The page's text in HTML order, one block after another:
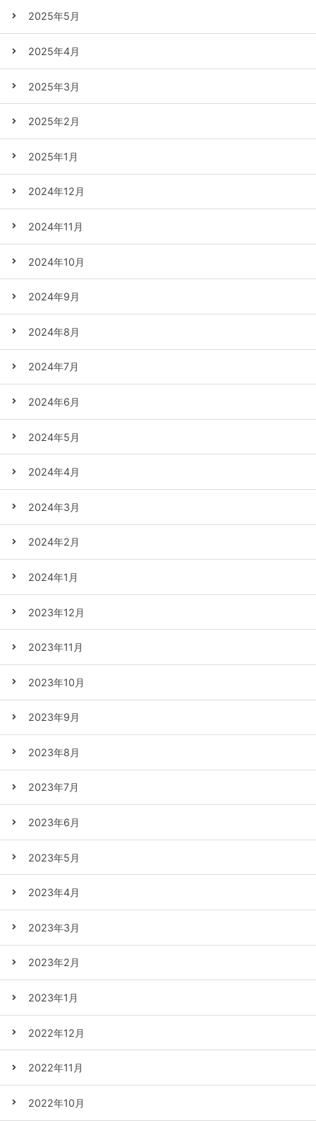
2025年5月
2025年4月
2025年3月
2025年2月
2025年1月
2024年12月
2024年11月
2024年10月
2024年9月
2024年8月
2024年7月
2024年6月
2024年5月
2024年4月
2024年3月
2024年2月
2024年1月
2023年12月
2023年11月
2023年10月
2023年9月
2023年8月
2023年7月
2023年6月
2023年5月
2023年4月
2023年3月
2023年2月
2023年1月
2022年12月
2022年11月
2022年10月